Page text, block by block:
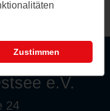
e.V.
24
Zustimmen